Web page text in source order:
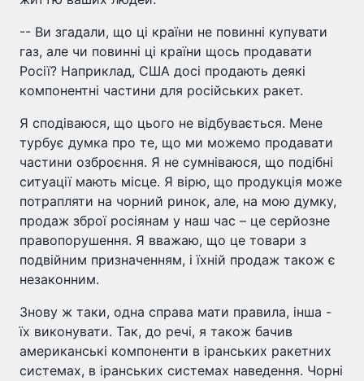
-- Ви згадали, що ці країни не повинні купувати
газ, але чи повинні ці країни щось продавати
Росії? Наприклад, США досі продають деякі
компонентні частини для російських ракет.
Я сподіваюся, що цього не відбувається. Мене
турбує думка про те, що ми можемо продавати
частини озброєння. Я не сумніваюся, що подібні
ситуації мають місце. Я вірю, що продукція може
потрапляти на чорний ринок, але, на мою думку,
продаж зброї росіянам у наш час – це серйозне
правопорушення. Я вважаю, що це товари з
подвійним призначенням, і їхній продаж також є
незаконним.
Знову ж таки, одна справа мати правила, інша -
їх виконувати. Так, до речі, я також бачив
американські компоненти в іранських ракетних
системах, в іранських системах наведення. Чорні